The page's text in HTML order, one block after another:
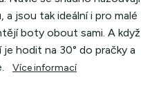
a jsou tak ideální i pro malé
boty obout sami. A když
hodit na 30° do pračky a
Více informací